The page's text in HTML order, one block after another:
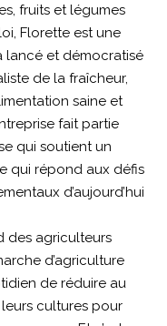
fruits et légumes
Florette est une
lancé et démocratisé
de la fraîcheur,
saine et
fait partie
qui soutient un
qui répond aux défis
d’aujourd’hui
des agriculteurs
d’agriculture
de réduire au
cultures pour